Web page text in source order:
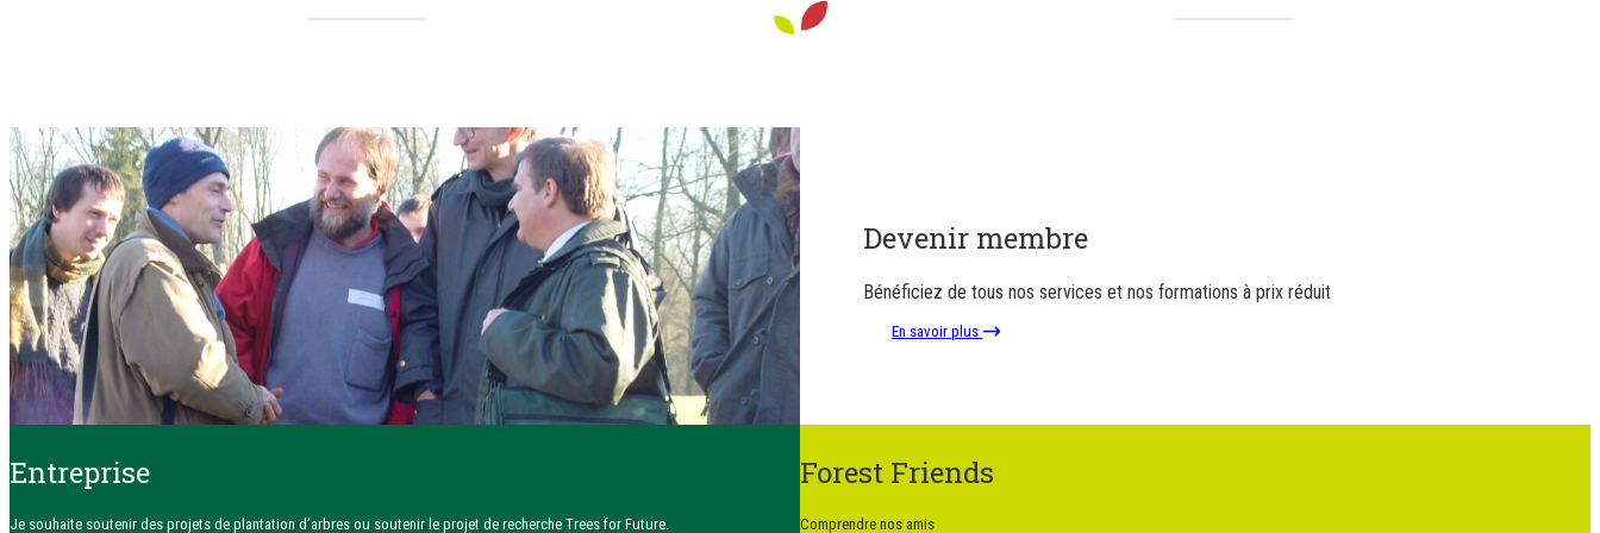
Devenir membre
Bénéficiez de tous nos services et nos formations à prix réduit
En savoir plus
Entreprise
Je souhaite soutenir des projets de plantation d’arbres ou soutenir le projet de recherche Trees for Future.
Forest Friends
Comprendre nos amis